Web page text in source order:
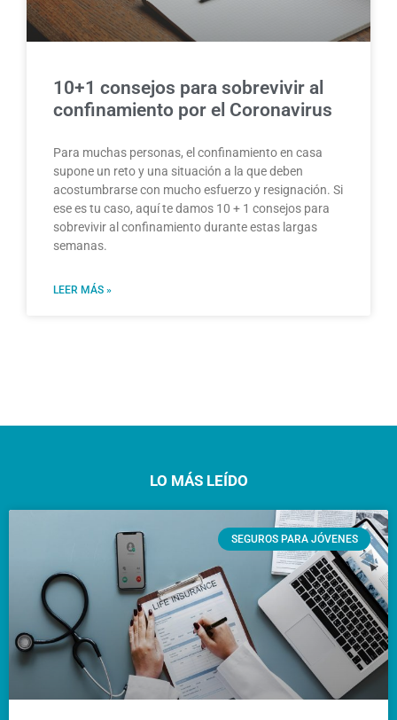
10+1 consejos para sobrevivir al
confinamiento por el Coronavirus
Para muchas personas, el confinamiento en casa
supone un reto y una situación a la que deben
acostumbrarse con mucho esfuerzo y resignación. Si
ese es tu caso, aquí te damos 10 + 1 consejos para
sobrevivir al confinamiento durante estas largas
semanas.
LEER MÁS »
LO MÁS LEÍDO
SEGUROS PARA JÓVENES